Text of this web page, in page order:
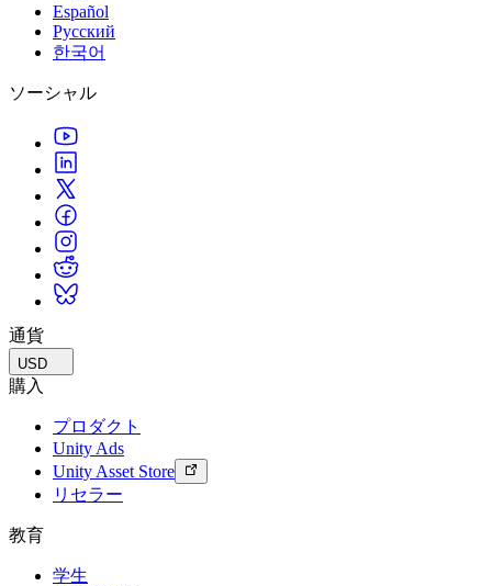
Español
Русский
한국어
ソーシャル
通貨
USD
購入
プロダクト
Unity Ads
Unity Asset Store
リセラー
教育
学生